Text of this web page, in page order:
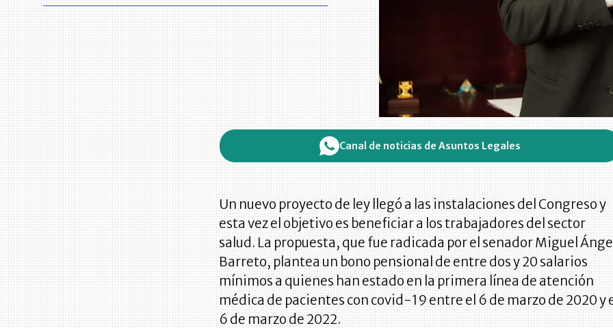
Canal de noticias de Asuntos Legales
Un nuevo proyecto de ley llegó a las instalaciones del Congreso y
esta vez el objetivo es beneficiar a los trabajadores del sector
salud. La propuesta, que fue radicada por el senador Miguel Ángel
Barreto, plantea un bono pensional de entre dos y 20 salarios
mínimos a quienes han estado en la primera línea de atención
médica de pacientes con covid-19 entre el 6 de marzo de 2020 y
6 de marzo de 2022.